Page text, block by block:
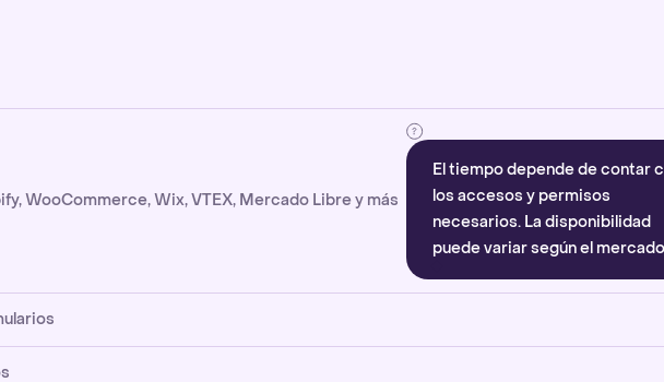
WooCommerce, Wix, VTEX, Mercado Libre y más
El tiempo depende de contar
los accesos y permisos
necesarios. La disponibilidad
puede variar según el